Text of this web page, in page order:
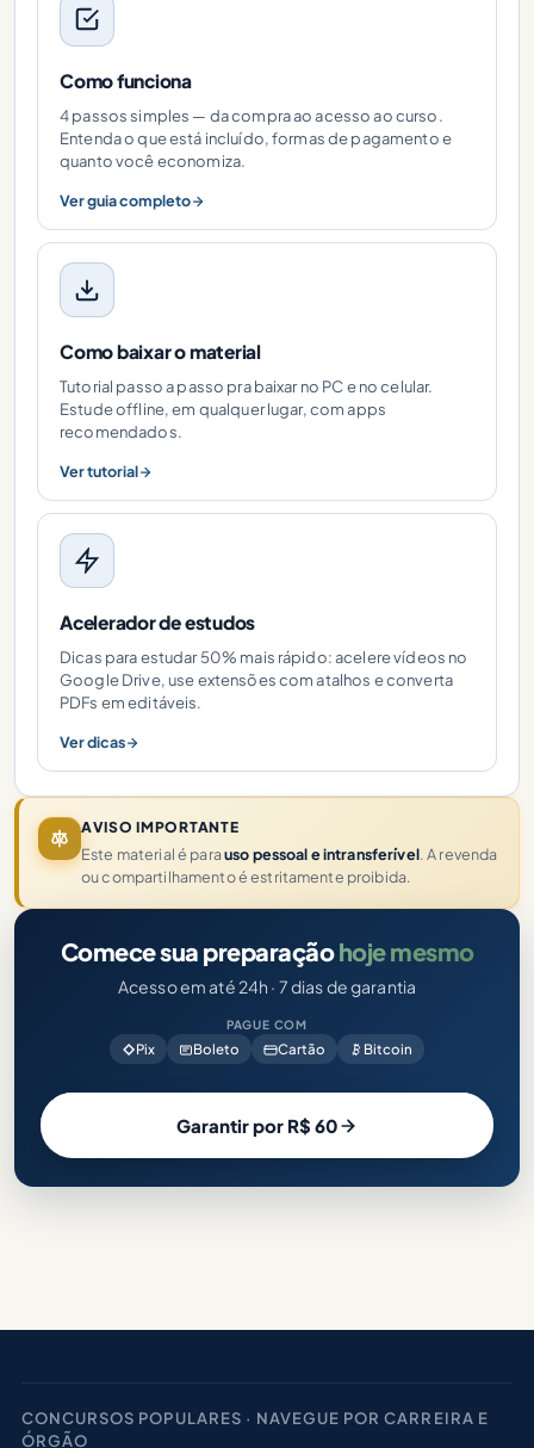
Como funciona
4 passos simples — da compra ao acesso ao curso.
Entenda o que está incluído, formas de pagamento e
quanto você economiza.
Ver guia completo
Como baixar o material
Tutorial passo a passo pra baixar no PC e no celular.
Estude offline, em qualquer lugar, com apps
recomendados.
Ver tutorial
Acelerador de estudos
Dicas para estudar 50% mais rápido: acelere vídeos no
Google Drive, use extensões com atalhos e converta
PDFs em editáveis.
Ver dicas
AVISO IMPORTANTE
Este material é parauso pessoal e intransferível. A revenda
ou compartilhamento é estritamente proibida.
Comece sua preparaçãohoje mesmo
Acesso em até 24h · 7 dias de garantia
PAGUE COM
Pix Boleto Cartão Bitcoin
Garantir por R$ 60
CONCURSOS POPULARES · NAVEGUE POR CARREIRA E
ÓRGÃO